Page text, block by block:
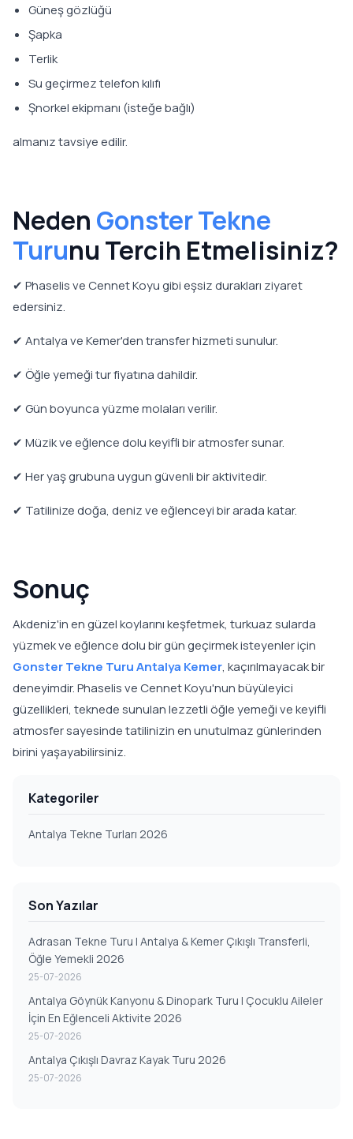
Güneş gözlüğü
Şapka
Terlik
Su geçirmez telefon kılıfı
Şnorkel ekipmanı (isteğe bağlı)
almanız tavsiye edilir.
Neden Gonster Tekne
Turunu Tercih Etmelisiniz?
✔ Phaselis ve Cennet Koyu gibi eşsiz durakları ziyaret
edersiniz.
✔ Antalya ve Kemer'den transfer hizmeti sunulur.
✔ Öğle yemeği tur fiyatına dahildir.
✔ Gün boyunca yüzme molaları verilir.
✔ Müzik ve eğlence dolu keyifli bir atmosfer sunar.
✔ Her yaş grubuna uygun güvenli bir aktivitedir.
✔ Tatilinize doğa, deniz ve eğlenceyi bir arada katar.
Sonuç
Akdeniz'in en güzel koylarını keşfetmek, turkuaz sularda
yüzmek ve eğlence dolu bir gün geçirmek isteyenler için
Gonster Tekne Turu Antalya Kemer, kaçırılmayacak bir
deneyimdir. Phaselis ve Cennet Koyu'nun büyüleyici
güzellikleri, teknede sunulan lezzetli öğle yemeği ve keyifli
atmosfer sayesinde tatilinizin en unutulmaz günlerinden
birini yaşayabilirsiniz.
Kategoriler
Antalya Tekne Turları 2026
Son Yazılar
Adrasan Tekne Turu | Antalya & Kemer Çıkışlı Transferli,
Öğle Yemekli 2026
25-07-2026
Antalya Göynük Kanyonu & Dinopark Turu | Çocuklu Aileler
İçin En Eğlenceli Aktivite 2026
25-07-2026
Antalya Çıkışlı Davraz Kayak Turu 2026
25-07-2026